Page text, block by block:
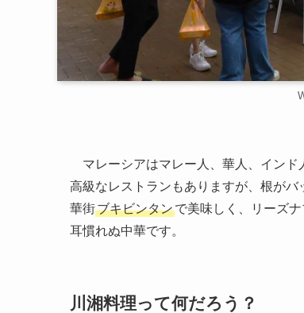
マレーシアはマレー人、華人、インド
高級なレストランもありますが、根が
華街ブキビンタンで美味しく、リーズ
耳慣れぬ中華です。
川湘料理って何だろう？